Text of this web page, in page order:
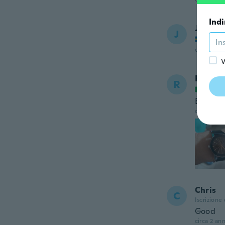
J Jan Erik
circa 2
R
È il
circa 2
C Chris
Iscrizione
Good
circa 2